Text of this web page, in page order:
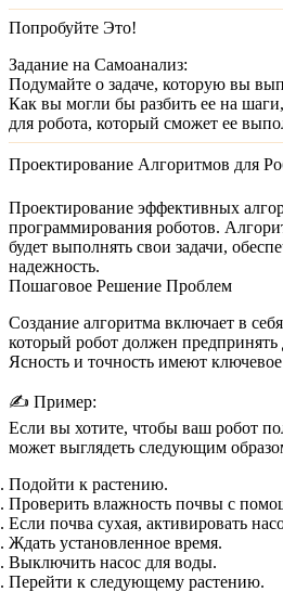
Попробуйте Это!
Задание на Самоанализ:
Подумайте о задаче, которую вы
Как вы могли бы разбить ее на
для робота, который сможет ее
Проектирование Алгоритмов для
Проектирование эффективных
программирования роботов.
будет выполнять свои задачи,
надежность.
Пошаговое Решение Проблем
Создание алгоритма включает в
который робот должен предпринять
Ясность и точность имеют ключевое
✍️ Пример:
Если вы хотите, чтобы ваш робот
может выглядеть следующим
Подойти к растению.
Проверить влажность почвы с
Если почва сухая, активировать
Ждать установленное время.
Выключить насос для воды.
Перейти к следующему растению.